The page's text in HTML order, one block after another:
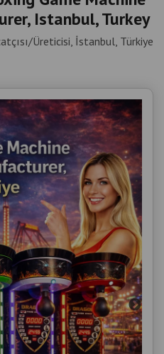
Istanbul, Turkey
Üreticisi, İstanbul, Türkiye